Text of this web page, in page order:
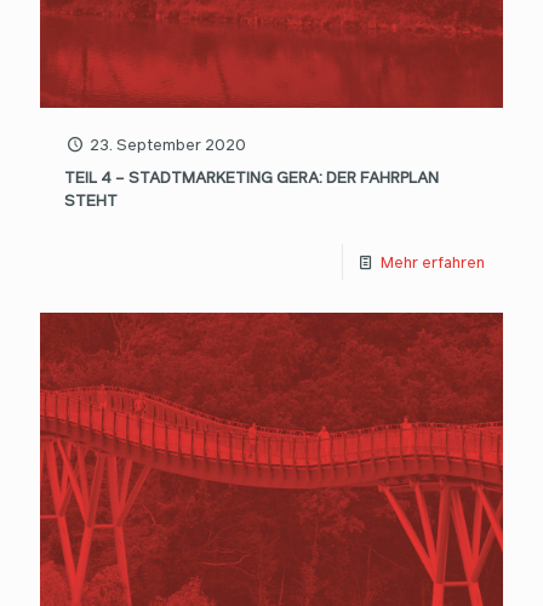
23. September 2020
TEIL 4 – STADTMARKETING GERA: DER FAHRPLAN
STEHT
Mehr erfahren